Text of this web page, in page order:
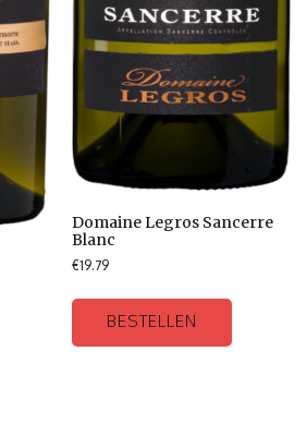
Domaine Legros Sancerre
Blanc
€19.79
BESTELLEN